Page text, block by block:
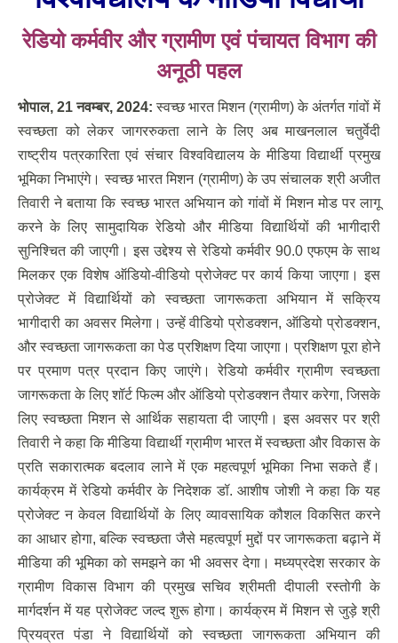
रेडियो कर्मवीर और ग्रामीण एवं पंचायत विभाग की
अनूठी पहल
भोपाल, 21 नवम्‍बर, 2024: स्वच्छ भारत मिशन (ग्रामीण) के अंतर्गत गांवों में
स्वच्छता को लेकर जागररुकता लाने के लिए अब माखनलाल चतुर्वेदी
राष्ट्रीय पत्रकारिता एवं संचार विश्वविद्यालय के मीडिया विद्यार्थी प्रमुख
भूमिका निभाएंगे। स्वच्छ भारत मिशन (ग्रामीण) के उप संचालक श्री अजीत
तिवारी ने बताया कि स्वच्छ भारत अभियान को गांवों में मिशन मोड पर लागू
करने के लिए सामुदायिक रेडियो और मीडिया विद्यार्थियों की भागीदारी
सुनिश्चित की जाएगी। इस उद्देश्य से रेडियो कर्मवीर 90.0 एफएम के साथ
मिलकर एक विशेष ऑडियो-वीडियो प्रोजेक्ट पर कार्य किया जाएगा। इस
प्रोजेक्ट में विद्यार्थियों को स्वच्छता जागरूकता अभियान में सक्रिय
भागीदारी का अवसर मिलेगा। उन्हें वीडियो प्रोडक्शन, ऑडियो प्रोडक्शन,
और स्वच्छता जागरूकता का पेड प्रशिक्षण दिया जाएगा। प्रशिक्षण पूरा होने
पर प्रमाण पत्र प्रदान किए जाएंगे। रेडियो कर्मवीर ग्रामीण स्वच्छता
जागरूकता के लिए शॉर्ट फिल्म और ऑडियो प्रोडक्शन तैयार करेगा, जिसके
लिए स्वच्छता मिशन से आर्थिक सहायता दी जाएगी। इस अवसर पर श्री
तिवारी ने कहा कि मीडिया विद्यार्थी ग्रामीण भारत में स्वच्छता और विकास के
प्रति सकारात्मक बदलाव लाने में एक महत्वपूर्ण भूमिका निभा सकते हैं।
कार्यक्रम में रेडियो कर्मवीर के निदेशक डॉ. आशीष जोशी ने कहा कि यह
प्रोजेक्ट न केवल विद्यार्थियों के लिए व्यावसायिक कौशल विकसित करने
का आधार होगा, बल्कि स्वच्छता जैसे महत्वपूर्ण मुद्दों पर जागरूकता बढ़ाने में
मीडिया की भूमिका को समझने का भी अवसर देगा। मध्यप्रदेश सरकार के
ग्रामीण विकास विभाग की प्रमुख सचिव श्रीमती दीपाली रस्तोगी के
मार्गदर्शन में यह प्रोजेक्ट जल्द शुरू होगा। कार्यक्रम में मिशन से जुड़े श्री
प्रियव्रत पंडा ने विद्यार्थियों को स्वच्छता जागरूकता अभियान की